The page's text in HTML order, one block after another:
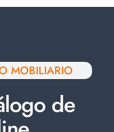
MOBILIARIO
de